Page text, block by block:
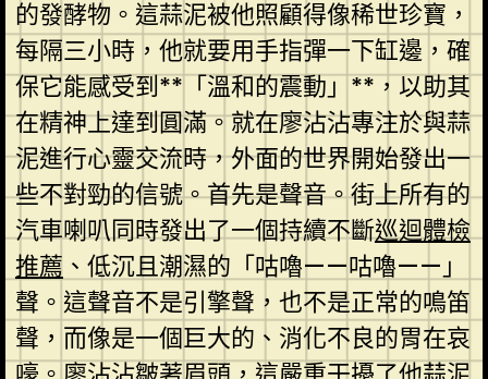
的發酵物。這蒜泥被他照顧得像稀世珍寶，
每隔三小時，他就要用手指彈一下缸邊，確
保它能感受到**「溫和的震動」**，以助其
在精神上達到圓滿。就在廖沾沾專注於與蒜
泥進行心靈交流時，外面的世界開始發出一
些不對勁的信號。首先是聲音。街上所有的
汽車喇叭同時發出了一個持續不斷巡迴體檢
推薦 、低沉且潮濕的「咕嚕——咕嚕——」
聲。這聲音不是引擎聲，也不是正常的鳴笛
聲，而像是一個巨大的、消化不良的胃在哀